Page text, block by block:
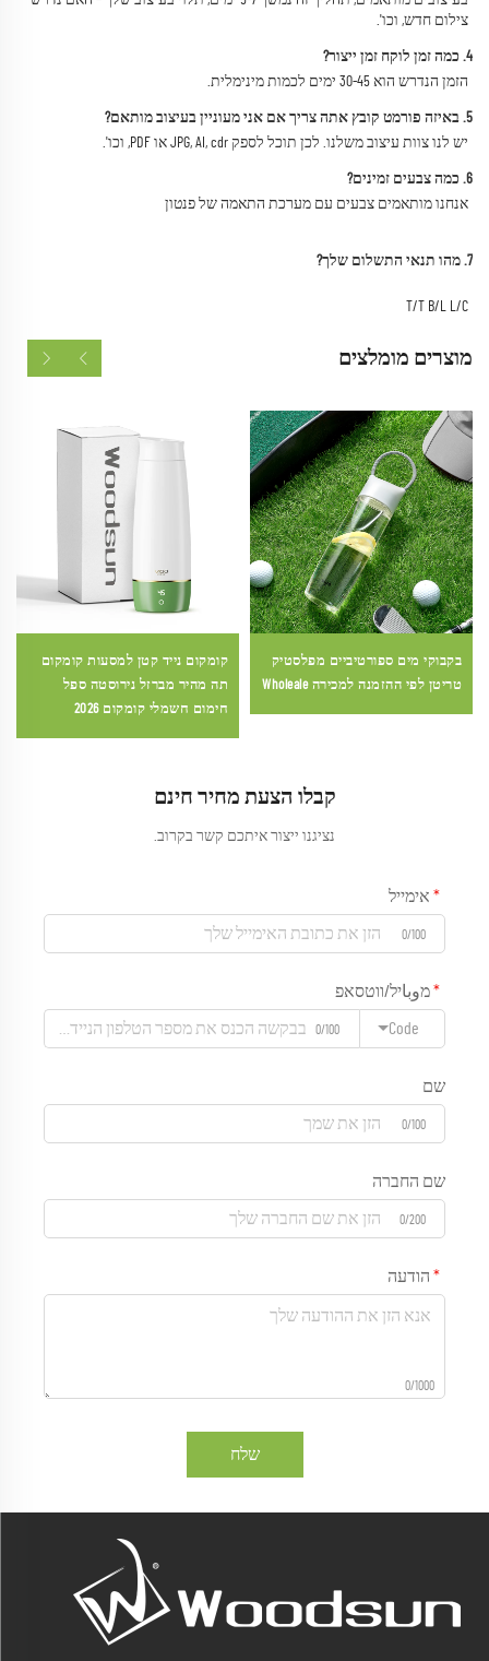
צילום חדש, וכו'.
4. כמה זמן לוקח זמן ייצור?
הזמן הנדרש הוא 30-45 ימים לכמות מינימלית.
5. באיזה פורמט קובץ אתה צריך אם אני מעוניין בעיצוב מותאם?
יש לנו צוות עיצוב משלנו. לכן תוכל לספק JPG, AI, cdr או PDF, וכו'.
6. כמה צבעים זמינים?
אנחנו מותאמים צבעים עם מערכת התאמה של פנטון
7. מהו תנאי התשלום שלך?
T/T B/L L/C
מוצרים מומלצים
בקבוקי מים ספורטיביים מפלסטיק
טריטן לפי ההזמנה למכירה Wholeale
קומקום נייד קטן למסעות קומקום
תה מהיר מברזל נירוסטה ספל
חימום חשמלי קומקום 2026
קבלו הצעת מחיר חינם
נציגנו ייצור איתכם קשר בקרוב.
אימייל
0/100
מوباיל/ווטסאפ
Code
0/100
שם
0/100
שם החברה
0/200
הודעה
0/1000
שלח